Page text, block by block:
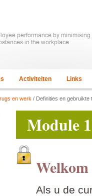
Activiteiten Links
en werk / Definities en gebruikte
Module
Als u de